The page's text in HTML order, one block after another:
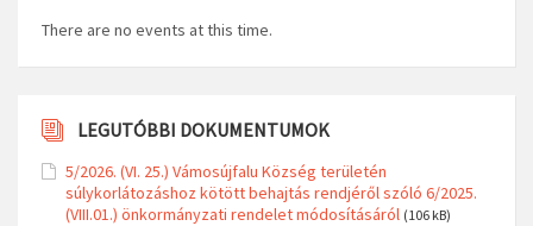
There are no events at this time.
LEGUTÓBBI DOKUMENTUMOK
5/2026. (VI. 25.) Vámosújfalu Község területén
súlykorlátozáshoz kötött behajtás rendjéről szóló 6/2025.
(VIII.01.) önkormányzati rendelet módosításáról (106 kB)